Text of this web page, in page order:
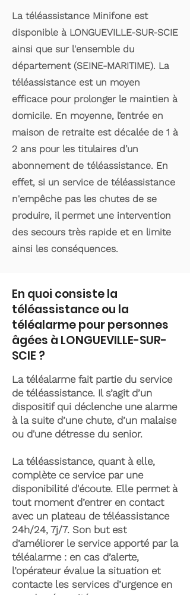
La téléassistance Minifone est
disponible à LONGUEVILLE-SUR-SCIE
ainsi que sur l'ensemble du
département (SEINE-MARITIME). La
téléassistance est un moyen
efficace pour prolonger le maintien à
domicile. En moyenne, l’entrée en
maison de retraite est décalée de 1 à
2 ans pour les titulaires d’un
abonnement de téléassistance. En
effet, si un service de téléassistance
n'empêche pas les chutes de se
produire, il permet une intervention
des secours très rapide et en limite
ainsi les conséquences.
En quoi consiste la
téléassistance ou la
téléalarme pour personnes
âgées à LONGUEVILLE-SUR-
SCIE ?
La téléalarme fait partie du service
de téléassistance. Il s’agit d’un
dispositif qui déclenche une alarme
à la suite d’une chute, d’un malaise
ou d'une détresse du senior.
La téléassistance, quant à elle,
complète ce service par une
disponibilité d'écoute. Elle permet à
tout moment d’entrer en contact
avec un plateau de téléassistance
24h/24, 7j/7. Son but est
d’améliorer le service apporté par la
téléalarme : en cas d’alerte,
l’opérateur évalue la situation et
contacte les services d’urgence en